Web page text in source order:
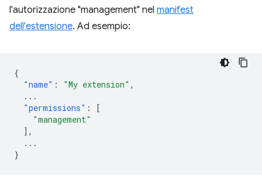
l'autorizzazione "management" nel manifest
dell'estensione. Ad esempio:
{
"name" : "My extension" ,
...
"permissions" :
[
"management"
],
...
}